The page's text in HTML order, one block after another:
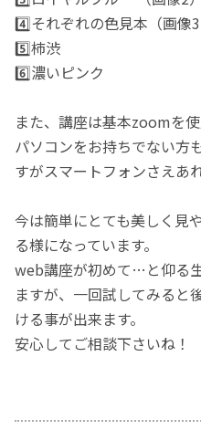
4️⃣それぞれの色見本（画像
5️⃣柿渋
6️⃣濃いピンク
また、講座は基本zoomを使
パソコンをお持ちでない方
すがスマートフォンさえあ
今は簡単にとても美しく見
る様になっています。
web講座が初めて…と仰る
ますが、一回試してみると
ける事が出来ます。
安心してご相談下さいね！